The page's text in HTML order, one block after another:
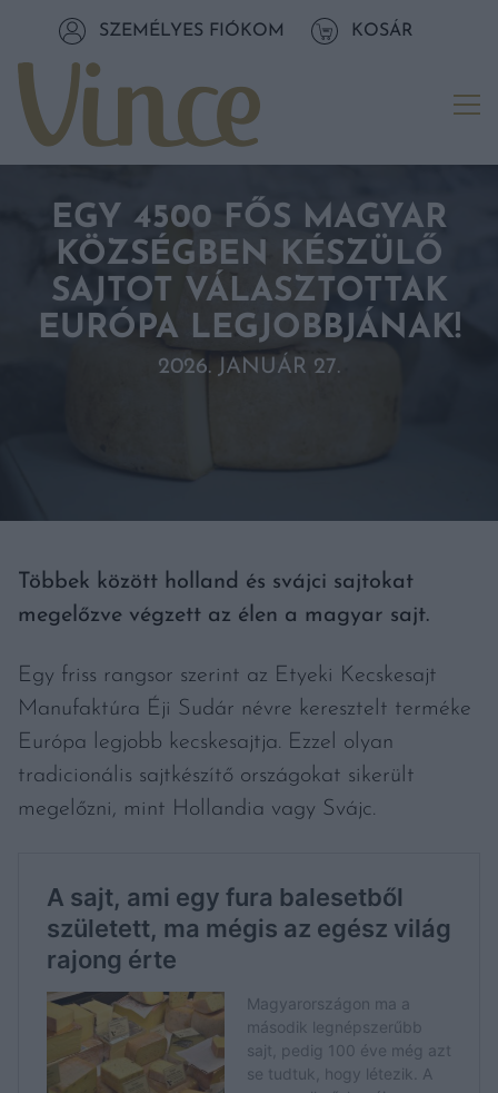
Tovább a tartalomhozSZEMÉLYES FIÓKOM KOSÁR
EGY 4500 FŐS MAGYAR
KÖZSÉGBEN KÉSZÜLŐ
SAJTOT VÁLASZTOTTAK
EURÓPA LEGJOBBJÁNAK!
2026. JANUÁR 27.
Többek között holland és svájci sajtokat
megelőzve végzett az élen a magyar sajt.
Egy friss rangsor szerint az Etyeki Kecskesajt
Manufaktúra Éji Sudár névre keresztelt terméke
Európa legjobb kecskesajtja. Ezzel olyan
tradicionális sajtkészítő országokat sikerült
megelőzni, mint Hollandia vagy Svájc.